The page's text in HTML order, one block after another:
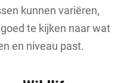
kunnen variëren,
te kijken naar wat
en niveau past.